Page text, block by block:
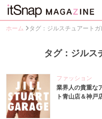
ホーム タグ：ジルスチュアートガ
タグ：ジルス
ファッション
業界人の貴重な
ト青山店＆神戸